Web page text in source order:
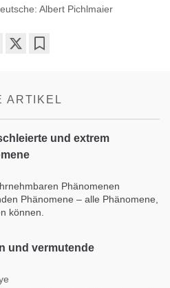
Albert Pichlmaier
ARTIKEL
und extrem
Phänomenen
Phänomene – alle Phänomene,
können.
und vermutende